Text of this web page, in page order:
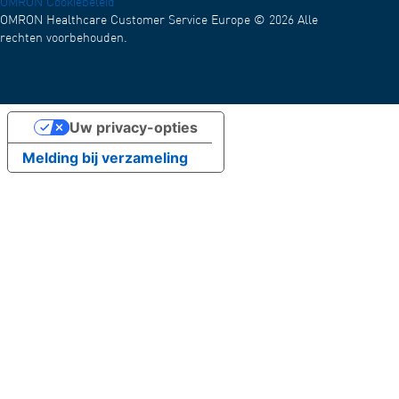
OMRON Cookiebeleid
OMRON Healthcare Customer Service Europe © 2026 Alle
rechten voorbehouden.
Melding bij verzameling
Uw privacy-opties